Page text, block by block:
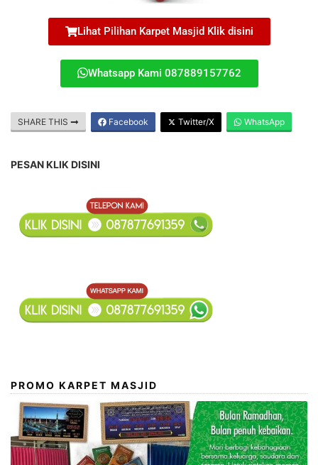
Lihat Pilihan Karpet Masjid Klik disini
Whatsapp Kami 087889157762
SHARE THIS Facebook Twitter/X WhatsApp
PESAN KLIK DISINI
PROMO KARPET MASJID